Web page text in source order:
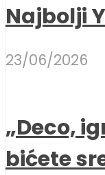
Najbolji
23/06/2026
„Deco,
bićete